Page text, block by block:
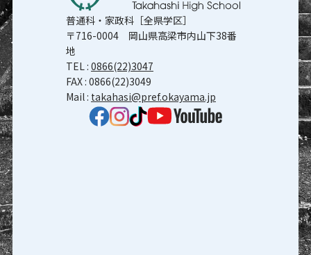
普通科・家政科［全県学区］
〒716-0004 岡山県高梁市内山下38番
地
TEL : 0866(22)3047
FAX : 0866(22)3049
Mail : takahasi@pref.okayama.jp